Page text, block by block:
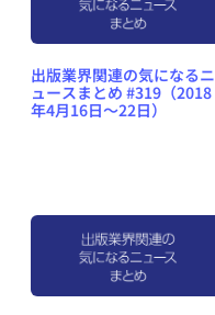
出版業界関連の気になるニ
ュースまとめ #319（2018
年4月16日～22日）